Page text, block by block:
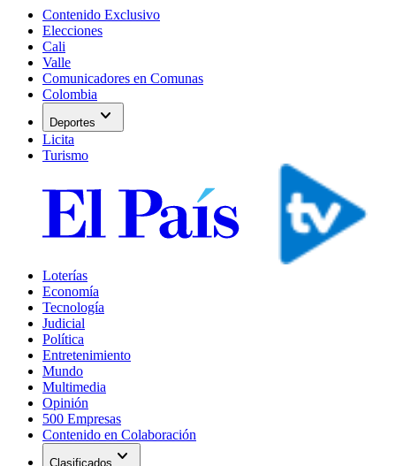
Contenido Exclusivo
Elecciones
Cali
Valle
Comunicadores en Comunas
Colombia
Deportes expand_more
Licita
Turismo
Loterías
Economía
Tecnología
Judicial
Política
Entretenimiento
Mundo
Multimedia
Opinión
500 Empresas
Contenido en Colaboración
Clasificados expand_more